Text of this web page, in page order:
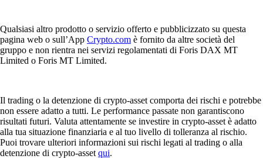
Qualsiasi altro prodotto o servizio offerto e pubblicizzato su questa
pagina web o sull’App Crypto.com è fornito da altre società del
gruppo e non rientra nei servizi regolamentati di Foris DAX MT
Limited o Foris MT Limited.
Il trading o la detenzione di crypto-asset comporta dei rischi e potrebbe
non essere adatto a tutti. Le performance passate non garantiscono
risultati futuri. Valuta attentamente se investire in crypto-asset è adatto
alla tua situazione finanziaria e al tuo livello di tolleranza al rischio.
Puoi trovare ulteriori informazioni sui rischi legati al trading o alla
detenzione di crypto-asset qui.